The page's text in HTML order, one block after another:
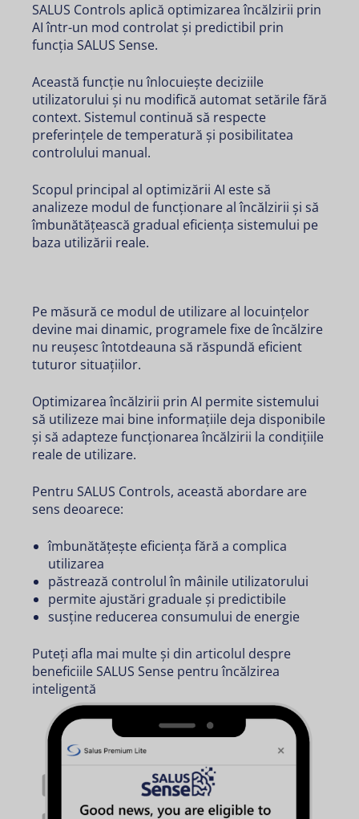
SALUS Controls aplică optimizarea încălzirii prin
AI într-un mod controlat și predictibil prin
funcția SALUS Sense.
Această funcție nu înlocuiește deciziile
utilizatorului și nu modifică automat setările fără
context. Sistemul continuă să respecte
preferințele de temperatură și posibilitatea
controlului manual.
Scopul principal al optimizării AI este să
analizeze modul de funcționare al încălzirii și să
îmbunătățească gradual eficiența sistemului pe
baza utilizării reale.
Pe măsură ce modul de utilizare al locuințelor
devine mai dinamic, programele fixe de încălzire
nu reușesc întotdeauna să răspundă eficient
tuturor situațiilor.
Optimizarea încălzirii prin AI permite sistemului
să utilizeze mai bine informațiile deja disponibile
și să adapteze funcționarea încălzirii la condițiile
reale de utilizare.
Pentru SALUS Controls, această abordare are
sens deoarece:
îmbunătățește eficiența fără a complica
utilizarea
păstrează controlul în mâinile utilizatorului
permite ajustări graduale și predictibile
susține reducerea consumului de energie
Puteți afla mai multe și din articolul despre
beneficiile SALUS Sense pentru încălzirea
inteligentă